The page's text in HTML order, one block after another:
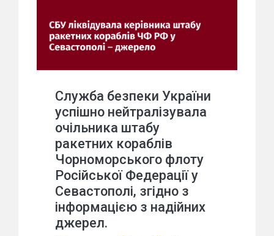
Служба безпеки України
успішно нейтралізувала
очільника штабу
ракетних кораблів
Чорноморського флоту
Російської Федерації у
Севастополі, згідно з
інформацією з надійних
джерел.